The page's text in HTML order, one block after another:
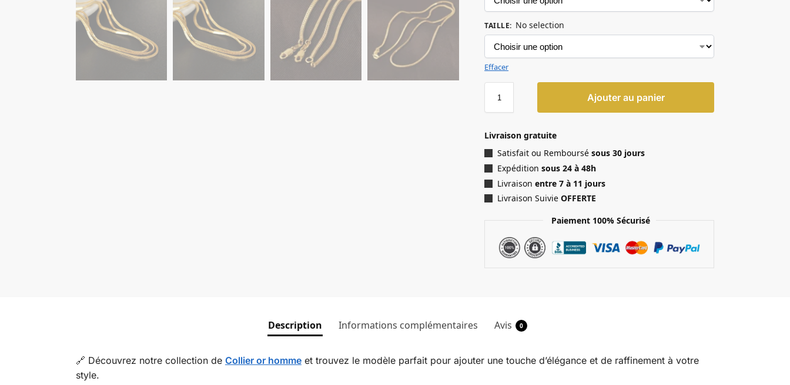
TAILLE: No selection
Effacer
Ajouter au panier
Livraison gratuite
Satisfait ou Remboursésous 30 jours
Expédition sous 24 à 48h
Livraisonentre 7 à 11 jours
Livraison SuivieOFFERTE
Paiement 100% Sécurisé
Description Informations complémentaires Avis 0
🔗 Découvrez notre collection de Collier or hommeet trouvez le modèle parfait pour ajouter une touche d’élégance et de raffinement à votre
style.